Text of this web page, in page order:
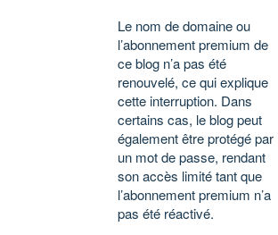
Le nom de domaine ou
l’abonnement premium de
ce blog n’a pas été
renouvelé, ce qui explique
cette interruption. Dans
certains cas, le blog peut
également être protégé par
un mot de passe, rendant
son accès limité tant que
l’abonnement premium n’a
pas été réactivé.